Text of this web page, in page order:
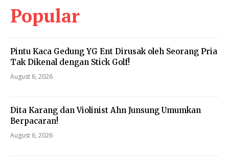
Popular
Pintu Kaca Gedung YG Ent Dirusak oleh Seorang Pria
Tak Dikenal dengan Stick Golf!
August 6, 2026
Dita Karang dan Violinist Ahn Junsung Umumkan
Berpacaran!
August 6, 2026